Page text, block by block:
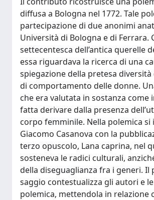
diffusa a Bologna nel 1772. Tale
partecipazione di due anonimi
Università di Bologna e di Ferrara.
settecentesca dell’antica querelle
essa riguardava la ricerca di una
spiegazione della pretesa
di comportamento delle donne.
che era valutata in sostanza come
fatta derivare dalla presenza
corpo femminile. Nella polemica si
Giacomo Casanova con la
terzo opuscolo, Lana caprina, nel
sosteneva le radici culturali,
della diseguaglianza fra i generi. Il
saggio contestualizza gli autori e
polemica, mettendola in relazione